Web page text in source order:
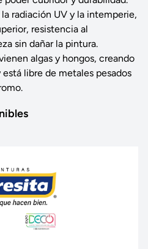
radiación UV y la intemperie,
resistencia al
sin dañar la pintura.
algas y hongos, creando
libre de metales pesados